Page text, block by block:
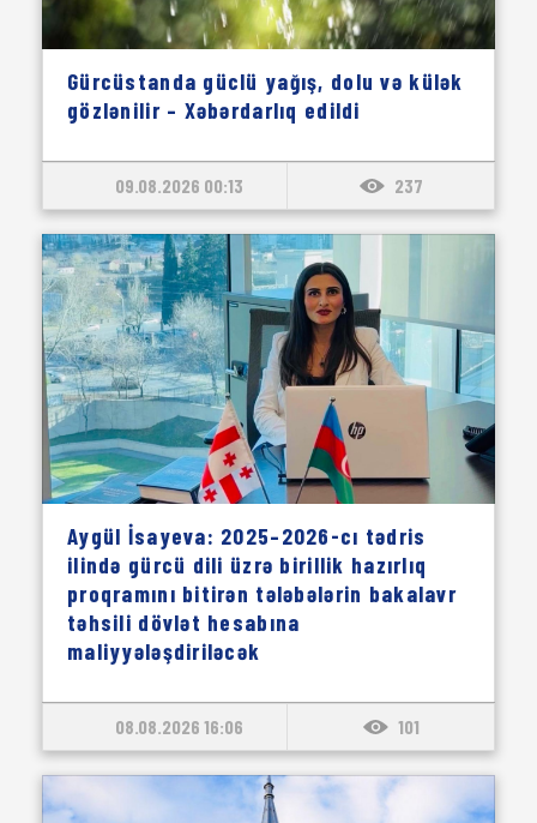
Gürcüstanda güclü yağış, dolu və külək
gözlənilir – Xəbərdarlıq edildi
09.08.2026 00:13 237
Aygül İsayeva: 2025–2026-cı tədris
ilində gürcü dili üzrə birillik hazırlıq
proqramını bitirən tələbələrin bakalavr
təhsili dövlət hesabına
maliyyələşdiriləcək
08.08.2026 16:06 101